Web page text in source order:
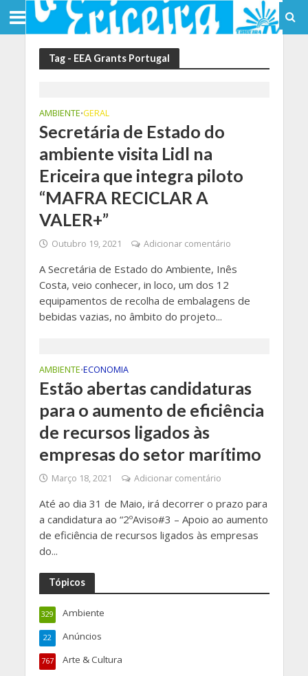
Tag - EEA Grants Portugal
AMBIENTE•GERAL
Secretária de Estado do
ambiente visita Lidl na
Ericeira que integra piloto
“MAFRA RECICLAR A
VALER+”
Outubro 19, 2021 Adicionar comentário
A Secretária de Estado do Ambiente, Inês
Costa, veio conhecer, in loco, um dos 12
equipamentos de recolha de embalagens de
bebidas vazias, no âmbito do projeto...
AMBIENTE•ECONOMIA
Estão abertas candidaturas
para o aumento de eficiência
de recursos ligados às
empresas do setor marítimo
Março 18, 2021 Adicionar comentário
Até ao dia 31 de Maio, irá decorrer o prazo para
a candidatura ao “2ºAviso#3 – Apoio ao aumento
de eficiência de recursos ligados às empresas
do...
Tópicos
Ambiente
329
Anúncios
22
Arte & Cultura
767